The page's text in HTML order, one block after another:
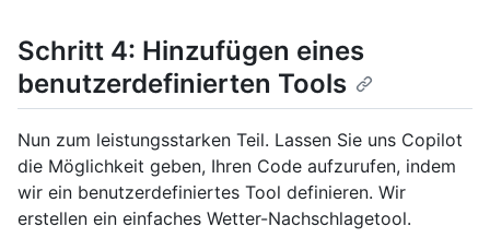
Schritt 4: Hinzufügen eines
benutzerdefinierten Tools
Nun zum leistungsstarken Teil. Lassen Sie uns Copilot
die Möglichkeit geben, Ihren Code aufzurufen, indem
wir ein benutzerdefiniertes Tool definieren. Wir
erstellen ein einfaches Wetter-Nachschlagetool.